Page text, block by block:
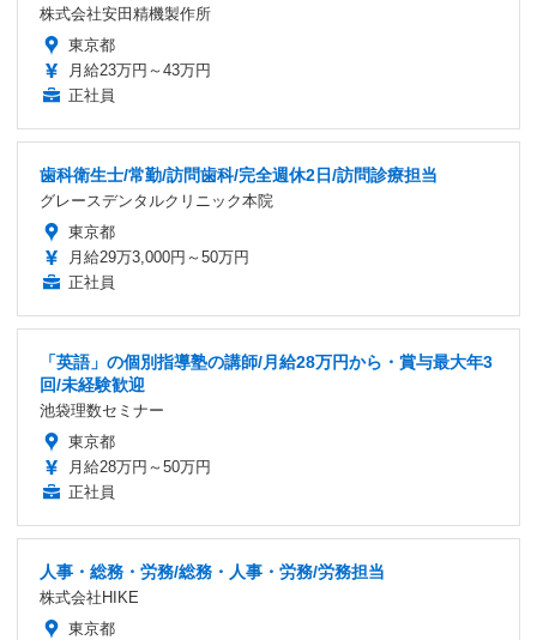
株式会社安田精機製作所
東京都
月給23万円～43万円
正社員
歯科衛生士/常勤/訪問歯科/完全週休2日/訪問診療担当
グレースデンタルクリニック本院
東京都
月給29万3,000円～50万円
正社員
「英語」の個別指導塾の講師/月給28万円から・賞与最大年3
回/未経験歓迎
池袋理数セミナー
東京都
月給28万円～50万円
正社員
人事・総務・労務/総務・人事・労務/労務担当
株式会社HIKE
東京都